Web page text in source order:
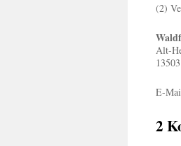
(2)
Alt-
E-
2